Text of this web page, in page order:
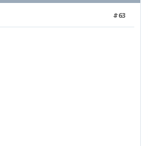
#63